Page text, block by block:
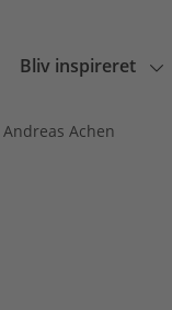
Bliv inspireret
Andreas Achen